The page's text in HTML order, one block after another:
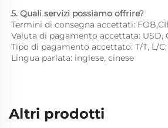
5. Quali servizi possiamo offrire?
Termini di consegna accettati:
Valuta di pagamento accettata: USD,
Tipo di pagamento accettato: T/T, L/C;
Lingua parlata: inglese, cinese
Altri prodotti